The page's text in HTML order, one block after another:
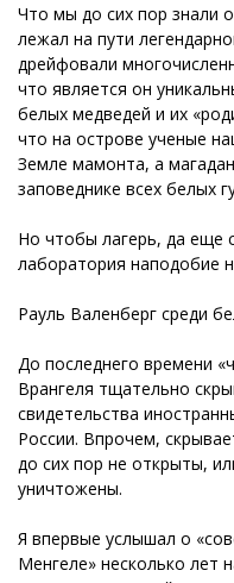
Что мы до сих пор знали
лежал на пути
дрейфовали
что является он
белых медведей и их
что на острове ученые
Земле мамонта, а
заповеднике всех белых
Но чтобы лагерь, да еще
лаборатория наподобие
Рауль Валенберг среди
До последнего времени
Врангеля тщательно
свидетельства
России. Впрочем,
до сих пор не открыты,
уничтожены.
Я впервые услышал о
Менгеле» несколько лет